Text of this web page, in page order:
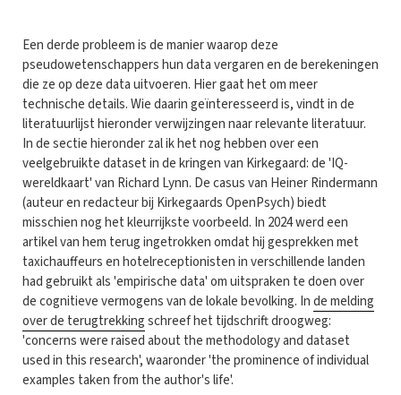
Een derde probleem is de manier waarop deze
pseudowetenschappers hun data vergaren en de berekeningen
die ze op deze data uitvoeren. Hier gaat het om meer
technische details. Wie daarin geïnteresseerd is, vindt in de
literatuurlijst hieronder verwijzingen naar relevante literatuur.
In de sectie hieronder zal ik het nog hebben over een
veelgebruikte dataset in de kringen van Kirkegaard: de 'IQ-
wereldkaart' van Richard Lynn. De casus van Heiner Rindermann
(auteur en redacteur bij Kirkegaards OpenPsych) biedt
misschien nog het kleurrijkste voorbeeld. In 2024 werd een
artikel van hem terug ingetrokken omdat hij gesprekken met
taxichauffeurs en hotelreceptionisten in verschillende landen
had gebruikt als 'empirische data' om uitspraken te doen over
de cognitieve vermogens van de lokale bevolking. Inde melding
over de terugtrekkingschreef het tijdschrift droogweg:
'concerns were raised about the methodology and dataset
used in this research', waaronder 'the prominence of individual
examples taken from the author's life'.